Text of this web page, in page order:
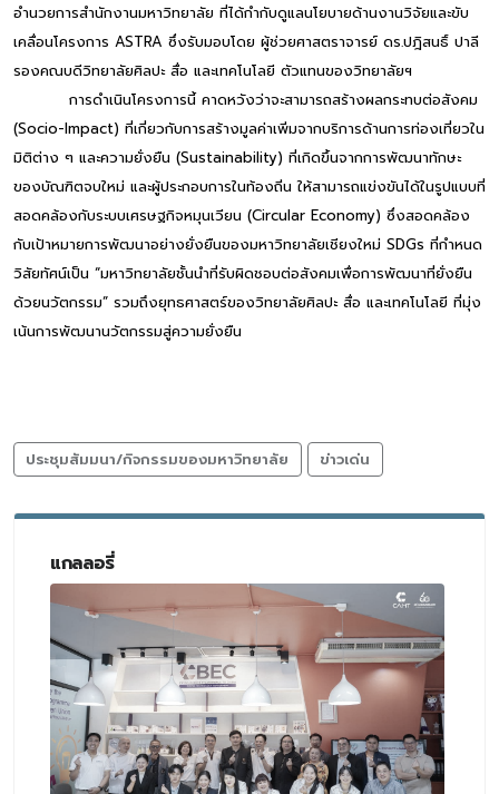
อำนวยการสำนักงานมหาวิทยาลัย ที่ได้กำกับดูแลนโยบายด้านงานวิจัยและขับ
เคลื่อนโครงการ ASTRA ซึ่งรับมอบโดย ผู้ช่วยศาสตราจารย์ ดร.ปฎิสนธิ์ ปาลี
รองคณบดีวิทยาลัยศิลปะ สื่อ และเทคโนโลยี ตัวแทนของวิทยาลัยฯ
การดำเนินโครงการนี้ คาดหวังว่าจะสามารถสร้างผลกระทบต่อสังคม
(Socio-Impact) ที่เกี่ยวกับการสร้างมูลค่าเพิ่มจากบริการด้านการท่องเที่ยวใน
มิติต่าง ๆ และความยั่งยืน (Sustainability) ที่เกิดขึ้นจากการพัฒนาทักษะ
ของบัณฑิตจบใหม่ และผู้ประกอบการในท้องถิ่น ให้สามารถแข่งขันได้ในรูปแบบที่
สอดคล้องกับระบบเศรษฐกิจหมุนเวียน (Circular Economy) ซึ่งสอดคล้อง
กับเป้าหมายการพัฒนาอย่างยั่งยืนของมหาวิทยาลัยเชียงใหม่ SDGs ที่กำหนด
วิสัยทัศน์เป็น “มหาวิทยาลัยชั้นนำที่รับผิดชอบต่อสังคมเพื่อการพัฒนาที่ยั่งยืน
ด้วยนวัตกรรม” รวมถึงยุทธศาสตร์ของวิทยาลัยศิลปะ สื่อ และเทคโนโลยี ที่มุ่ง
เน้นการพัฒนานวัตกรรมสู่ความยั่งยืน
ประชุมสัมมนา/กิจกรรมของมหาวิทยาลัย ข่าวเด่น
แกลลอรี่